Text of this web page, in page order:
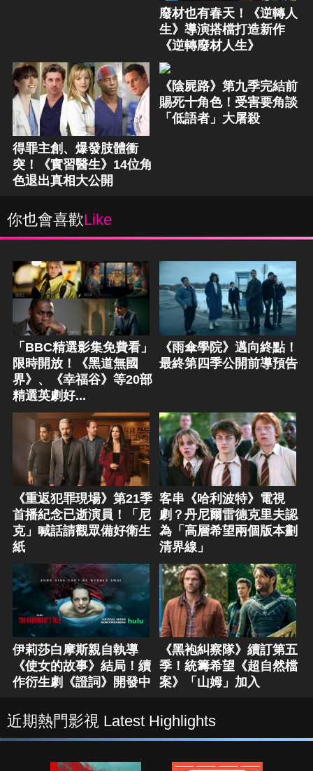
廢材也有春天！《逆轉人
生》導演搭檔打造新作
《逆轉廢材人生》
得罪主創、爆發肢體衝
突！《實習醫生》14位角
色退出真相大公開
《陰屍路》第九季完結前
賜死十角色！受害要角談
「低語者」大屠殺
你也會喜歡Like
「BBC精選影集免費看」
限時開放！《黑道無國
界》、《幸福谷》等20部
精選英劇好...
《雨傘學院》邁向終點！
最終第四季公開前導預告
《重返犯罪現場》第21季
首播紀念已逝演員！「尼
克」喊話請觀眾備好衛生
紙
客串《哈利波特》電視
劇？丹尼爾雷德克里夫認
為「高層希望兩個版本劃
清界線」
伊莉莎白摩斯親自執導
《使女的故事》結局！續
作衍生劇《證詞》開發中
《黑袍糾察隊》續訂第五
季！統籌希望《超自然檔
案》「山姆」加入
近期熱門影視 Latest Highlights